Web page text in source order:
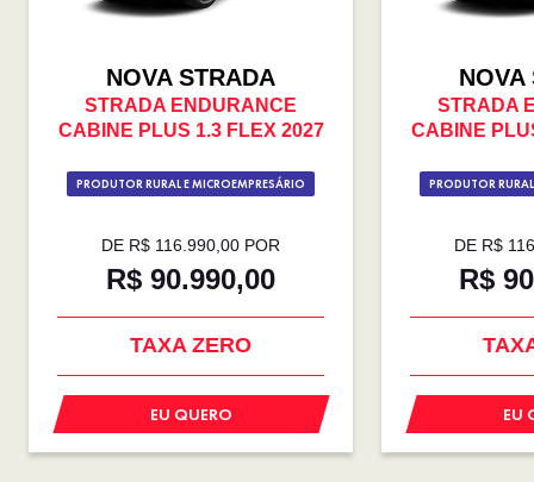
NOVA STRADA
STRADA ENDURANCE
CABINE PLUS 1.3 FLEX 2027
PRODUTOR RURAL E MICROEMPRESÁRIO
DE R$ 116.990,00 POR
R$ 90.990,00
TAXA ZERO
EU QUERO
NOVA
STRADA
CABINE
PRODUTOR
DE R$
R$
EU